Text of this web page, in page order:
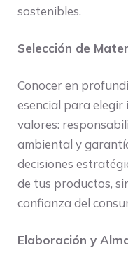
sostenibles.
Selección de
Conocer en
esencial para elegir
valores:
ambiental y
decisiones
de tus productos,
confianza del
Elaboración y